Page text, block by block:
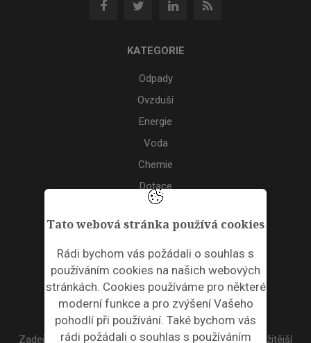
Tato webová stránka používá cookies
Rádi bychom vás požádali o souhlas s
používáním cookies na našich webových
stránkách. Cookies používáme pro některé
moderní funkce a pro zvýšení Vašeho
pohodlí při používání. Také bychom vás
rádi požádali o souhlas s používáním
KATEGORIE
Odpady
Ovzduší
Energie
Voda
Chemie
Dotace
Akce
ODPADNÍ PLASTY
NEWSLETTER
Zadejte váš email a my Vám budeme zasílat ty nejdůležitější